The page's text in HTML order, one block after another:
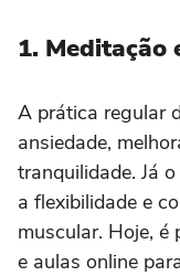
1. Meditação
A prática regular
ansiedade,
tranquilidade. Já
a flexibilidade e
muscular. Hoje, é
e aulas online